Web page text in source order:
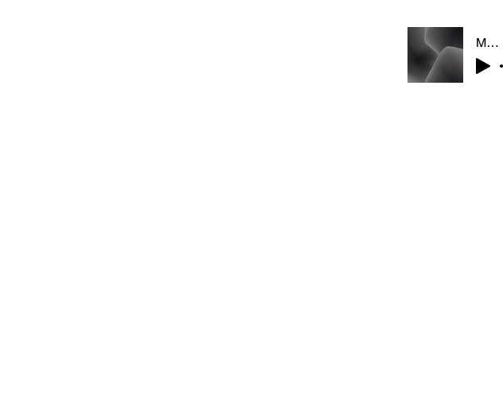
Mare